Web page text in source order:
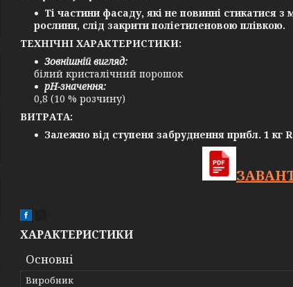
Ті частини фасаду, які не повинні
рослини, слід закрити поліетиленовою плівкою.
ТЕХНІЧНІ ХАРАКТЕРИСТИКИ:
Зовнішній вигляд:
білий кристалічний порошок
pH-значення:
0,8 (10 % розчину)
ВИТРАТА:
Залежно від ступеня забруднення прибл. 1
ХАРАКТЕРИСТИКИ
Основні
Виробник